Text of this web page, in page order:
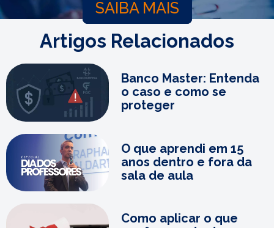
SAIBA MAIS
Artigos Relacionados
Banco Master: Entenda
o caso e como se
proteger
O que aprendi em 15
anos dentro e fora da
sala de aula
Como aplicar o que